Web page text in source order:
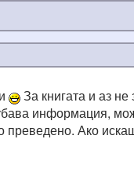
За книгата и аз не
информация,
Ако